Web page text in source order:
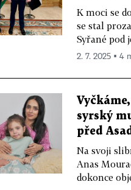
K moci se
se stal
Syřané pod
2. 7. 2025 ▪ 4
syrský
před
Na svoji
Anas
dokonce